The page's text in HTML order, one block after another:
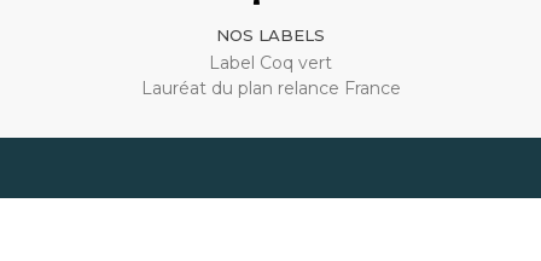
NOS LABELS
Label Coq vert
Lauréat du plan relance France